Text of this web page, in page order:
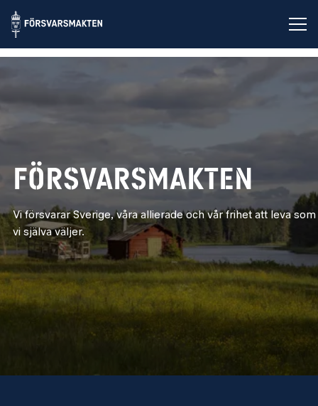
Försvarsmakten
Försvarsmakten
Vi försvarar Sverige, våra allierade och vår frihet att leva som
vi själva väljer.